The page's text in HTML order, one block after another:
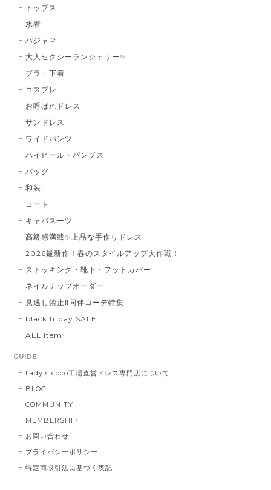
トップス
水着
パジャマ
大人セクシーランジェリー✨
ブラ・下着
コスプレ
お呼ばれドレス
サンドレス
ワイドパンツ
ハイヒール・パンプス
バッグ
和装
コート
キャバスーツ
高級感満載✨上品な手作りドレス
2026最新作！春のスタイルアップ大作戦！
ストッキング・靴下・フットカバー
ネイルチップオーダー
見逃し禁止‼同伴コーデ特集
black friday SALE
ALL Item
GUIDE
Lady's coco工場直営ドレス専門店について
BLOG
COMMUNITY
MEMBERSHIP
お問い合わせ
プライバシーポリシー
特定商取引法に基づく表記